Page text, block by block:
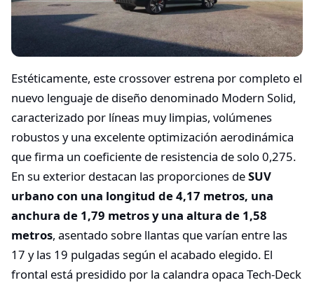
Estéticamente, este crossover estrena por completo el
nuevo lenguaje de diseño denominado Modern Solid,
caracterizado por líneas muy limpias, volúmenes
robustos y una excelente optimización aerodinámica
que firma un coeficiente de resistencia de solo 0,275.
En su exterior destacan las proporciones deSUV
urbano con una longitud de 4,17 metros, una
anchura de 1,79 metros y una altura de 1,58
metros, asentado sobre llantas que varían entre las
17 y las 19 pulgadas según el acabado elegido. El
frontal está presidido por la calandra opaca Tech-Deck